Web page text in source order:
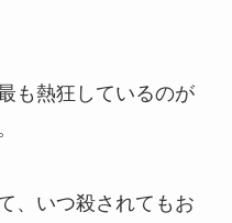
も熱狂しているのが
、いつ殺されてもお